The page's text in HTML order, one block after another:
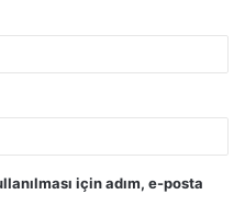
için adım, e-posta